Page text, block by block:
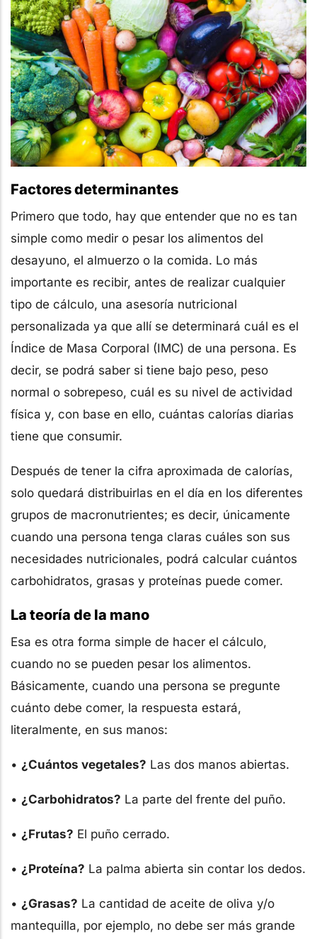
Factores determinantes
Primero que todo, hay que entender que no es tan
simple como medir o pesar los alimentos del
desayuno, el almuerzo o la comida. Lo más
importante es recibir, antes de realizar cualquier
tipo de cálculo, una asesoría nutricional
personalizada ya que allí se determinará cuál es el
Índice de Masa Corporal (IMC) de una persona. Es
decir, se podrá saber si tiene bajo peso, peso
normal o sobrepeso, cuál es su nivel de actividad
física y, con base en ello, cuántas calorías diarias
tiene que consumir.
Después de tener la cifra aproximada de calorías,
solo quedará distribuirlas en el día en los diferentes
grupos de macronutrientes; es decir, únicamente
cuando una persona tenga claras cuáles son sus
necesidades nutricionales, podrá calcular cuántos
carbohidratos, grasas y proteínas puede comer.
La teoría de la mano
Esa es otra forma simple de hacer el cálculo,
cuando no se pueden pesar los alimentos.
Básicamente, cuando una persona se pregunte
cuánto debe comer, la respuesta estará,
literalmente, en sus manos:
• ¿Cuántos vegetales? Las dos manos abiertas.
• ¿Carbohidratos? La parte del frente del puño.
• ¿Frutas? El puño cerrado.
• ¿Proteína? La palma abierta sin contar los dedos.
• ¿Grasas? La cantidad de aceite de oliva y/o
mantequilla, por ejemplo, no debe ser más grande